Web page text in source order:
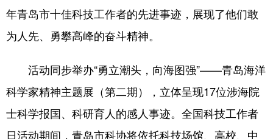
首页 山东新闻 图片 专题·访谈
政事 文旅
文娱 融媒秀 地市 科教
健康 微视齐鲁
年青岛市十佳科技工作者的先进事迹，展现了他们敢
为人先、勇攀高峰的奋斗精神。
活动同步举办“勇立潮头，向海图强”——青岛海洋
科学家精神主题展（第二期），立体呈现17位涉海院
士科学报国、科研育人的感人事迹。全国科技工作者
日活动期间，青岛市科协将依托科技场馆、高校、中